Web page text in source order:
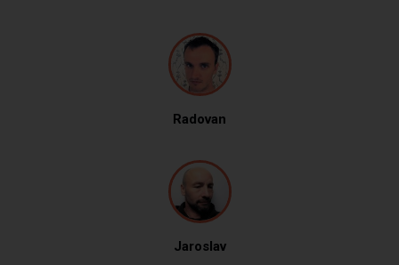
Radovan
Jaroslav